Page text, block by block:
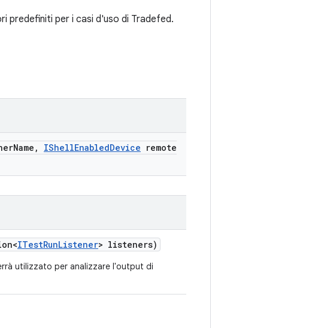
predefiniti per i casi d'uso di Tradefed.
Name , IShellEnabledDevice remote
ITestRunListener> listeners)
utilizzato per analizzare l'output di